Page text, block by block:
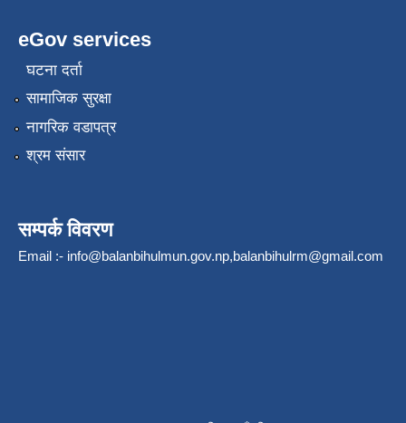
eGov services
घटना दर्ता
सामाजिक सुरक्षा
नागरिक वडापत्र
श्रम संसार
सम्पर्क विवरण
Email :- info@balanbihulmun.gov.np,balanbihulrm@gmail.com